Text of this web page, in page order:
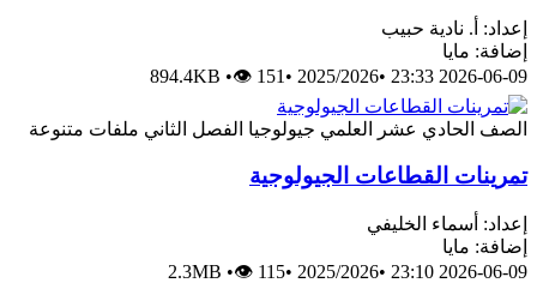
إعداد: أ. نادية حبيب
إضافة: مايا
2026-06-09 23:33
•
2025/2026
•
894.4KB •👁 151
الصف الحادي عشر العلمي جيولوجيا الفصل الثاني ملفات متنوعة
تمرينات القطاعات الجيولوجية
إعداد: أسماء الخليفي
إضافة: مايا
2026-06-09 23:10
•
2025/2026
•
2.3MB •👁 115